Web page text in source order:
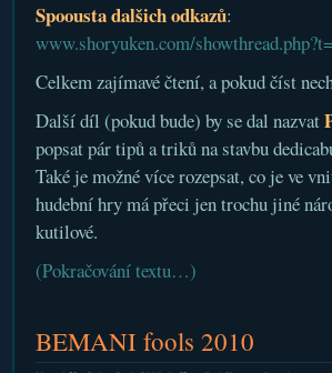
Spoousta dalšich odkazů:
www.shoryuken.com/
Celkem zajímavé čtení, a pokud číst
Další díl (pokud bude) by se dal nazvat
popsat pár tipů a triků na stavbu
Také je možné více rozepsat, co je ve
hudební hry má přeci jen trochu jiné
kutilové.
(Pokračování textu…)
BEMANI fools 2010